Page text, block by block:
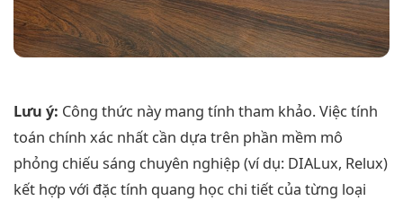
Lưu ý: Công thức này mang tính tham khảo. Việc tính
toán chính xác nhất cần dựa trên phần mềm mô
phỏng chiếu sáng chuyên nghiệp (ví dụ: DIALux, Relux)
kết hợp với đặc tính quang học chi tiết của từng loại